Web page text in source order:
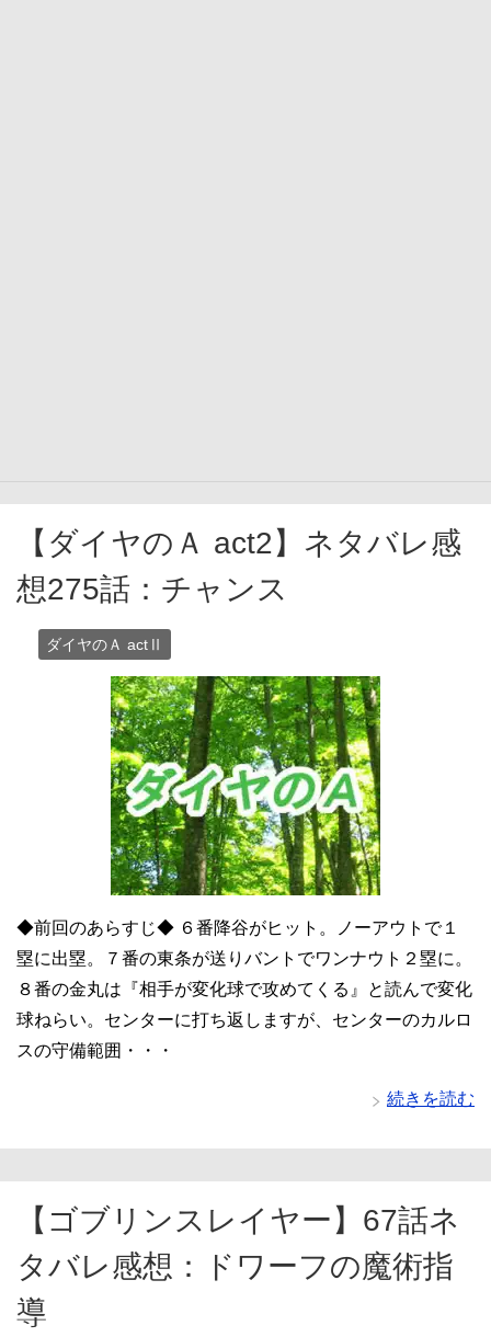
【ダイヤのＡ act2】ネタバレ感
想275話：チャンス
ダイヤのＡ actⅡ
◆前回のあらすじ◆ ６番降谷がヒット。ノーアウトで１
塁に出塁。７番の東条が送りバントでワンナウト２塁に。
８番の金丸は『相手が変化球で攻めてくる』と読んで変化
球ねらい。センターに打ち返しますが、センターのカルロ
スの守備範囲・・・
続きを読む
【ゴブリンスレイヤー】67話ネ
タバレ感想：ドワーフの魔術指
導